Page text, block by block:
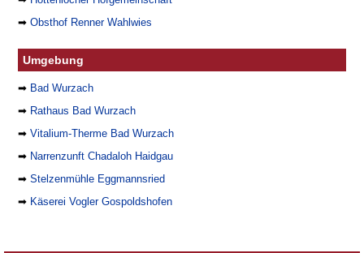
➡Obsthof Renner Wahlwies
Umgebung
➡ Bad Wurzach
➡ Rathaus Bad Wurzach
➡Vitalium-Therme Bad Wurzach
➡ Narrenzunft Chadaloh Haidgau
➡Stelzenmühle Eggmannsried
➡ Käserei Vogler Gospoldshofen